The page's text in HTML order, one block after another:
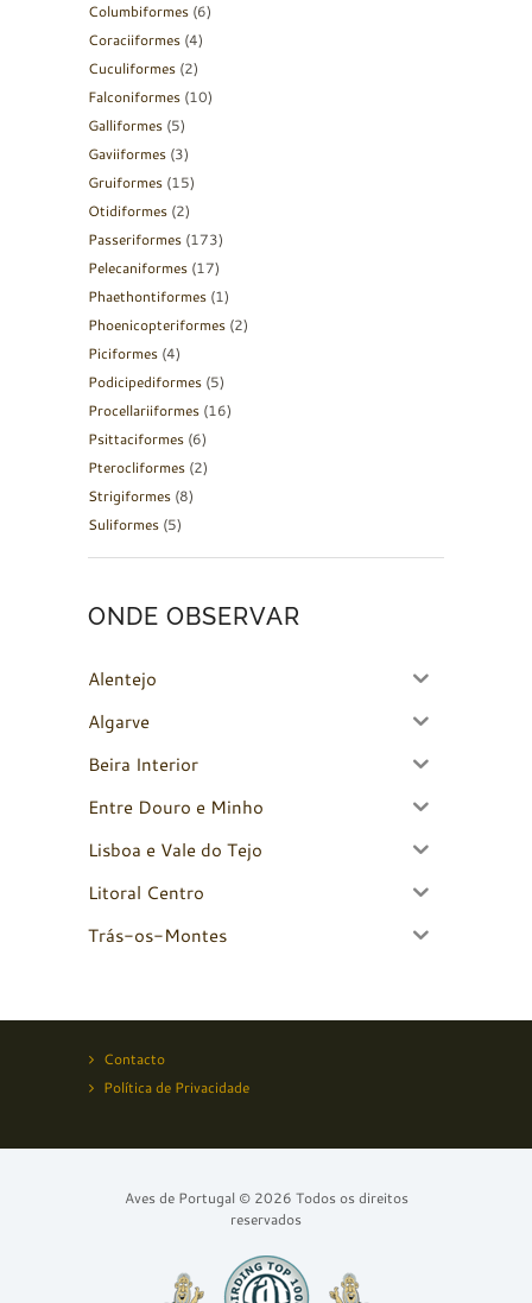
Columbiformes (6)
Coraciiformes (4)
Cuculiformes (2)
Falconiformes (10)
Galliformes (5)
Gaviiformes (3)
Gruiformes (15)
Otidiformes (2)
Passeriformes (173)
Pelecaniformes (17)
Phaethontiformes (1)
Phoenicopteriformes (2)
Piciformes (4)
Podicipediformes (5)
Procellariiformes (16)
Psittaciformes (6)
Pterocliformes (2)
Strigiformes (8)
Suliformes (5)
ONDE OBSERVAR
Alentejo
Algarve
Beira Interior
Entre Douro e Minho
Lisboa e Vale do Tejo
Litoral Centro
Trás-os-Montes
Contacto
Política de Privacidade
Aves de Portugal © 2026 Todos os direitos
reservados